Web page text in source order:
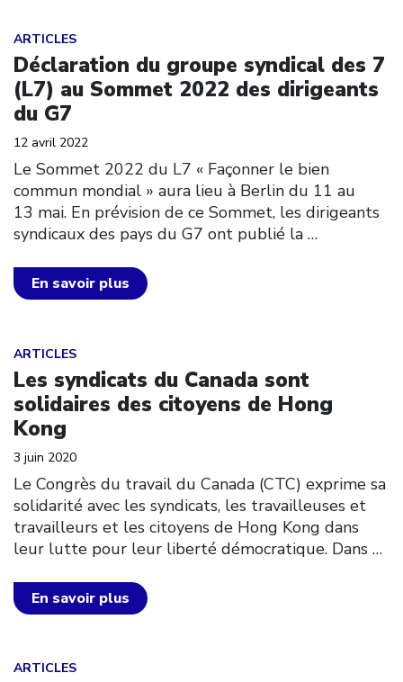
ARTICLES
Déclaration du groupe syndical des 7
(L7) au Sommet 2022 des dirigeants
du G7
12 avril 2022
Le Sommet 2022 du L7 « Façonner le bien
commun mondial » aura lieu à Berlin du 11 au
13 mai. En prévision de ce Sommet, les dirigeants
syndicaux des pays du G7 ont publié la …
En savoir plus
Click to open the link
ARTICLES
Les syndicats du Canada sont
solidaires des citoyens de Hong
Kong
3 juin 2020
Le Congrès du travail du Canada (CTC) exprime sa
solidarité avec les syndicats, les travailleuses et
travailleurs et les citoyens de Hong Kong dans
leur lutte pour leur liberté démocratique. Dans …
En savoir plus
ARTICLES
Click to open the link